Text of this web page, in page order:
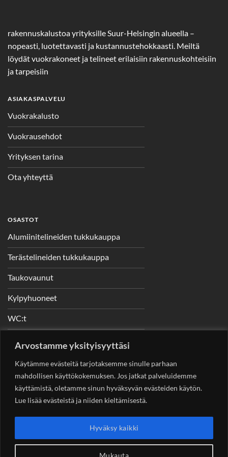
Arvostamme yksityisyyttäsi
Käytämme evästeitä tarjotaksemme sinulle parhaan
mahdollisen käyttökokemuksen. Jos jatkat palveluidemme
käyttämistä, oletamme sinun hyväksyvän evästeiden käytön.
Lue lisää evästeistä ja niiden kieltämisestä.
Mukauta
Hyväksy kaikki
rakennuskalustoa yrityksille Suur-Helsingin alueella –
nopeasti, luotettavasti ja kustannustehokkaasti. Meiltä
löydät vuokrakoneet ja telineet erilaisiin rakennuskohteisiin
ja tarpeisiin
ASIAKASPALVELU
Vuokrakalusto
Vuokrausehdot
Yrityksen tarina
Ota yhteyttä
OSASTOT
Alumiinitelineiden tukkukauppa
Terästelineiden tukkukauppa
Taukovaunut
Kylpyhuoneet
WC:t
Nostimet
YHTEYSTIEDOT
Helsingin Rakennuskonevuokraus OySotungintie 449,
00890 Helsinki 0400 99 53 63
asiakaspalvelu@rakennuskonevuokraus.fi